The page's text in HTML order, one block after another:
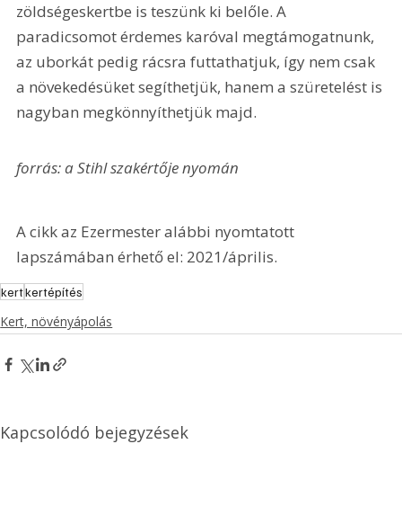
zöldségeskertbe is teszünk ki belőle. A
paradicsomot érdemes karóval megtámogatnunk,
az uborkát pedig rácsra futtathatjuk, így nem csak
a növekedésüket segíthetjük, hanem a szüretelést is
nagyban megkönnyíthetjük majd.
forrás: a Stihl szakértője nyomán
A cikk az Ezermester alábbi nyomtatott
lapszámában érhető el: 2021/április.
kertkertépítés
Kert, növényápolás
Kapcsolódó bejegyzések